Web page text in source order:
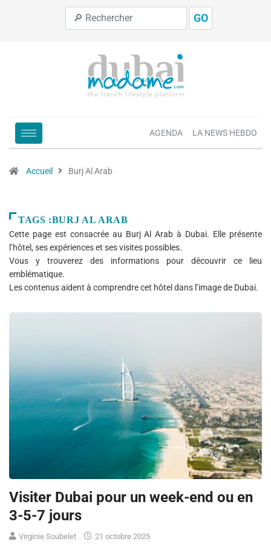
GO
AGENDA LA NEWS HEBDO
Accueil Burj Al Arab
TAGS :BURJ AL ARAB
Cette page est consacrée au Burj Al Arab à Dubai. Elle présente
l’hôtel, ses expériences et ses visites possibles.
Vous y trouverez des informations pour découvrir ce lieu
emblématique.
Les contenus aident à comprendre cet hôtel dans l’image de Dubai.
Visiter Dubai pour un week-end ou en
3-5-7 jours
Virginie Soubelet 21 octobre 2025